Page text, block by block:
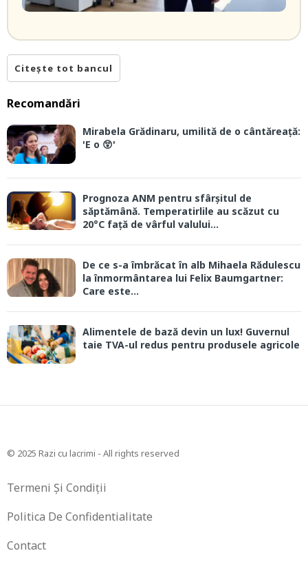
Citește tot bancul
Recomandări
Mirabela Grădinaru, umilită de o cântăreață:
'E o 😲'
Prognoza ANM pentru sfârșitul de
săptămână. Temperatirlile au scăzut cu
20°C față de vârful valului...
De ce s-a îmbrăcat în alb Mihaela Rădulescu
la înmormântarea lui Felix Baumgartner:
Care este...
Alimentele de bază devin un lux! Guvernul
taie TVA-ul redus pentru produsele agricole
© 2025 Razi cu lacrimi - All rights reserved
Termeni Și Condiții
Politica De Confidentialitate
Contact